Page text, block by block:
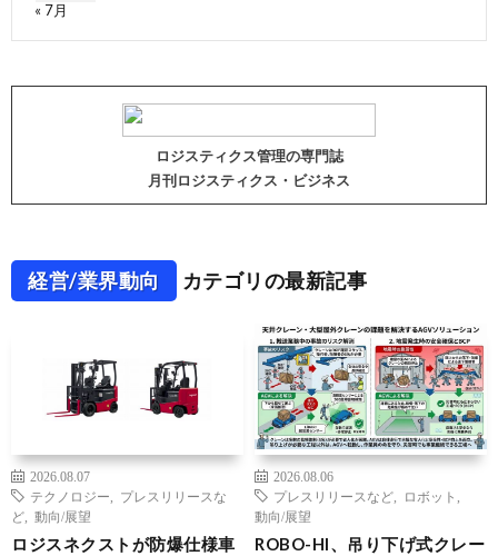
« 7月
ロジスティクス管理の専門誌
月刊ロジスティクス・ビジネス
経営/業界動向 カテゴリの最新記事
2026.08.07
テクノロジー
プレスリリースな
ど
動向/展望
ロジスネクストが防爆仕様車
2026.08.06
プレスリリースなど
ロボット
動向/展望
ROBO-HI、吊り下げ式クレー